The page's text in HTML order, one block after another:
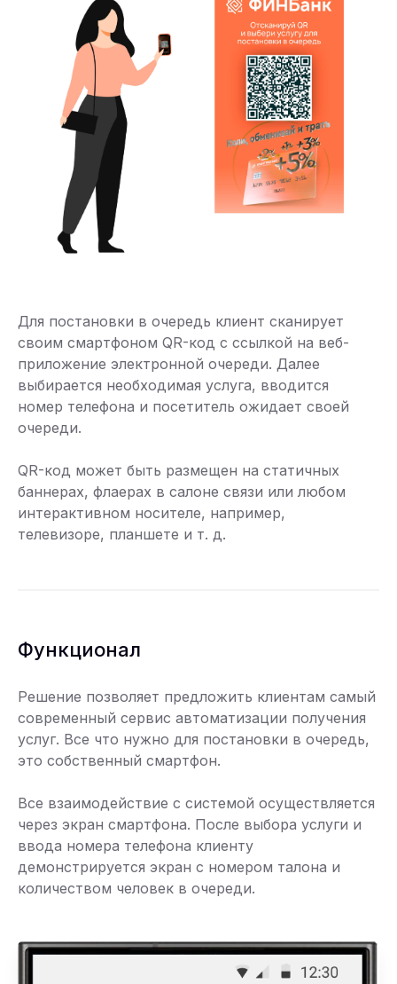
Для постановки в очередь клиент сканирует
своим смартфоном QR-код с ссылкой на веб-
приложение электронной очереди. Далее
выбирается необходимая услуга, вводится
номер телефона и посетитель ожидает своей
очереди.
QR-код может быть размещен на статичных
баннерах, флаерах в салоне связи или любом
интерактивном носителе, например,
телевизоре, планшете и т. д.
Функционал
Решение позволяет предложить клиентам самый
современный сервис автоматизации получения
услуг. Все что нужно для постановки в очередь,
это собственный смартфон.
Все взаимодействие с системой осуществляется
через экран смартфона. После выбора услуги и
ввода номера телефона клиенту
демонстрируется экран с номером талона и
количеством человек в очереди.